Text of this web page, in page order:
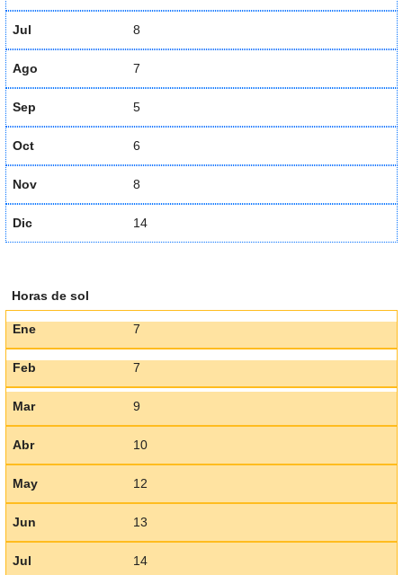
Jul 8
Ago 7
Sep 5
Oct 6
Nov 8
Dic 14
Horas de sol
Ene 7
Feb 7
Mar 9
Abr 10
May 12
Jun 13
Jul 14